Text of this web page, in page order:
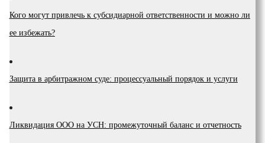
Кого могут привлечь к субсидиарной ответственности и можно ли
ее избежать?
Защита в арбитражном суде: процессуальный порядок и услуги
Ликвидация ООО на УСН: промежуточный баланс и отчетность